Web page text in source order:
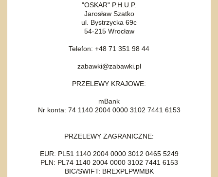
"OSKAR" P.H.U.P.
Jarosław Szatko
ul. Bystrzycka 69c
54-215 Wrocław
Telefon: +48 71 351 98 44
zabawki@zabawki.pl
PRZELEWY KRAJOWE:
mBank
Nr konta: 74 1140 2004 0000 3102 7441 6153
PRZELEWY ZAGRANICZNE:
EUR: PL51 1140 2004 0000 3012 0465 5249
PLN: PL74 1140 2004 0000 3102 7441 6153
BIC/SWIFT: BREXPLPWMBK